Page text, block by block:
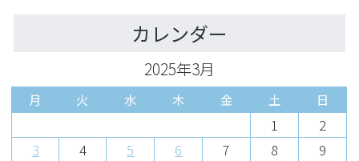
カレンダー
2025年3月
月 火 水 木 金 土 日
1
2
3
4 5 6 7 8 9